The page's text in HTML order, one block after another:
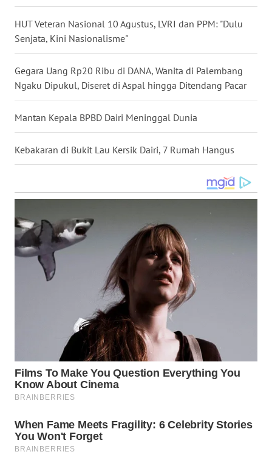
HUT Veteran Nasional 10 Agustus, LVRI dan PPM: "Dulu
Senjata, Kini Nasionalisme"
Gegara Uang Rp20 Ribu di DANA, Wanita di Palembang
Ngaku Dipukul, Diseret di Aspal hingga Ditendang Pacar
Mantan Kepala BPBD Dairi Meninggal Dunia
Kebakaran di Bukit Lau Kersik Dairi, 7 Rumah Hangus
JATIM
WN
BALI
WN
WN
KALSEL
WN
KALTIM
GORONTALO
WN
WN